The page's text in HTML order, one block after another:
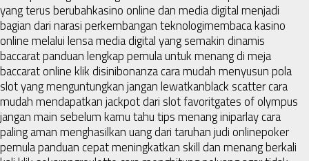
yang terus berubahkasino online dan media digital menjadi
bagian dari narasi perkembangan teknologimembaca kasino
online melalui lensa media digital yang semakin dinamis
baccarat panduan lengkap pemula untuk menang di meja
baccarat online klik disinibonanza cara mudah menyusun pola
slot yang menguntungkan jangan lewatkanblack scatter cara
mudah mendapatkan jackpot dari slot favoritgates of olympus
jangan main sebelum kamu tahu tips menang iniparlay cara
paling aman menghasilkan uang dari taruhan judi onlinepoker
pemula panduan cepat meningkatkan skill dan menang berkali